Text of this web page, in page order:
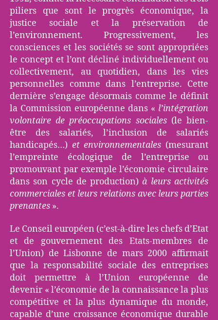
piliers que sont le progrès économique, la
justice sociale et la préservation de
l’environnement. Progressivement, les
consciences et les sociétés se sont appropriées
le concept et l’ont décliné individuellement ou
collectivement, au quotidien, dans les vies
personnelles comme dans l’entreprise. Cette
dernière s’engage désormais comme le définit
la Commission européenne dans « l’intégration
volontaire de préoccupations sociales(le bien-
être des salariés, l’inclusion de salariés
handicapés…) et environnementales (mesurant
l’empreinte écologique de l’entreprise ou
promouvant par exemple l’économie circulaire
dans son cycle de production)à leurs activités
commerciales et leurs relations avec leurs parties
prenantes ».
Le Conseil européen (c’est-à-dire les chefs d’Etat
et de gouvernement des Etats-membres de
l’Union) de Lisbonne de mars 2000 affirmait
que la responsabilité sociale des entreprises
doit permettre à l’Union européenne de
devenir « l’économie de la connaissance la plus
compétitive et la plus dynamique du monde,
capable d’une croissance économique durable